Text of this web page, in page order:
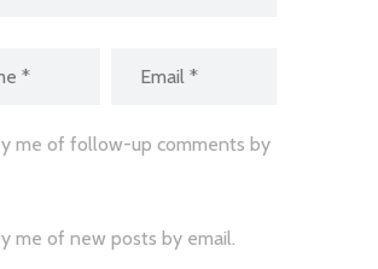
me of follow-up comments by
me of new posts by email.